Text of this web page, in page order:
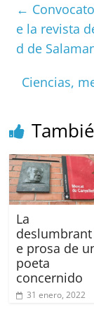
b
o
o
k
←
e la revista
d de
Ciencias,
La
deslumbrant
e prosa de
poeta
concernido
31 enero, 2022